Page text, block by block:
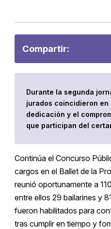
Compartir:
Durante la segunda
jurados coincidieron
dedicación y el
que participan del
Continúa el Concurso
cargos en el Ballet de la
reunió oportunamente a
entre ellos 29 bailarines y
fueron habilitados para
tras cumplir en tiempo y